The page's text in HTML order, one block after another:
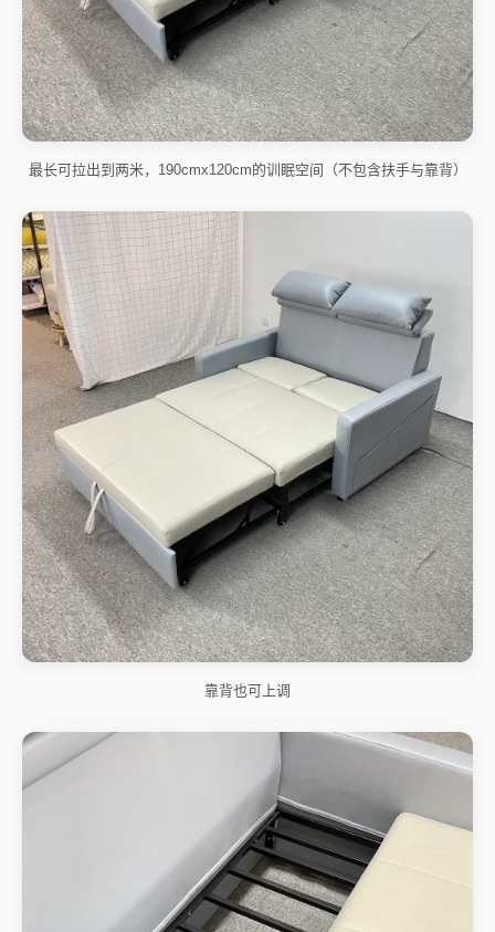
最长可拉出到两米，190cmx120cm的训眠空间（不包含扶手与靠背）
靠背也可上调